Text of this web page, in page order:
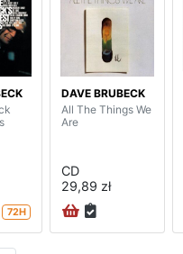
72H
DAVE BRUBECK
All The Things We
Are
CD
29,89 zł